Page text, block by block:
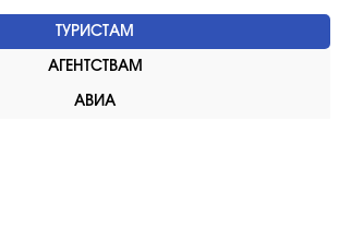
ТУРИСТАМ
АГЕНТСТВАМ
АВИА